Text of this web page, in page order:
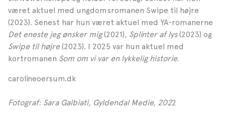
været aktuel med ungdomsromanen Swipe til højre
(2023). Senest har hun været aktuel med YA-romanerne
Det eneste jeg ønsker mig(2021), Splinter af lys(2023) og
Swipe til højre(2023). I 2025 var hun aktuel med
kortromanen Som om vi var en lykkelig historie.
carolineoersum.dk
Fotograf: Sara Galbiati, Gyldendal Medie, 2022